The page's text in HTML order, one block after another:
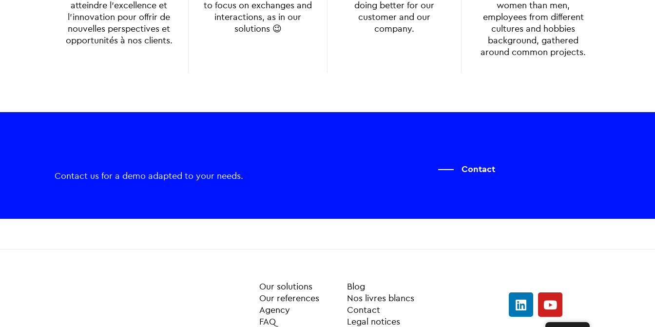
atteindre l'excellence et
l'innovation pour offrir de
nouvelles perspectives et
opportunités à nos clients.
to focus on exchanges and
interactions, as in our
solutions 😉
doing better for our
customer and our
company.
women than men,
employees from different
cultures and hobbies
background, gathered
around common projects.
Contact us for a demo adapted to your needs.
Contact
Our solutions
Our references
Agency
FAQ
Blog
Nos livres blancs
Contact
Legal notices